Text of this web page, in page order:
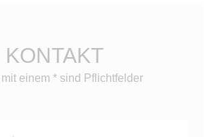
KONTAKT
mit einem * sind Pflichtfelder